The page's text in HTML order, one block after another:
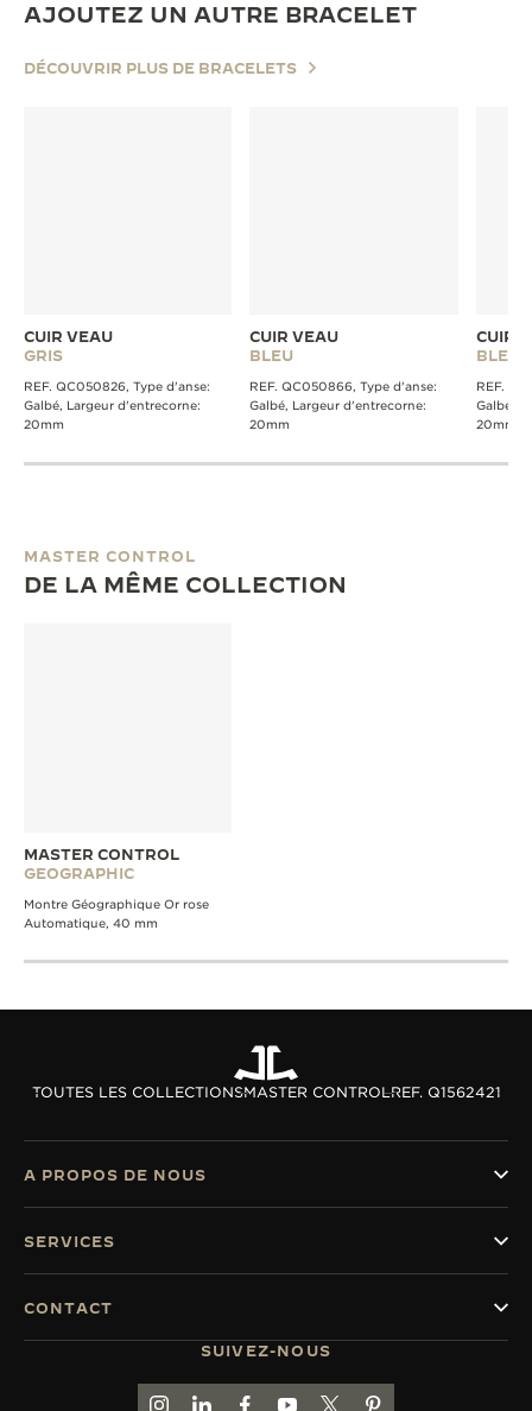
AJOUTEZ UN AUTRE BRACELET
DÉCOUVRIR PLUS DE BRACELETS
CUIR VEAU
GRIS
REF. QC050826, Type d'anse:
Galbé, Largeur d'entrecorne:
20mm
CUIR VEAU
BLEU
REF. QC050866, Type d'anse:
Galbé, Largeur d'entrecorne:
20mm
CUIR
BLEU
REF.
Galbé,
20mm
MASTER CONTROL
DE LA MÊME COLLECTION
MASTER CONTROL
GEOGRAPHIC
Montre Géographique Or rose
Automatique, 40 mm
TOUTES LES COLLECTIONSMASTER CONTROLREF. Q1562421
SUIVEZ-NOUS
A PROPOS DE NOUS
SERVICES
CONTACT